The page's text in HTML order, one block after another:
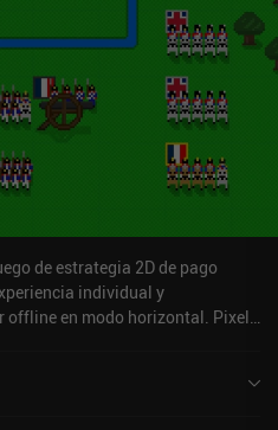
de estrategia 2D de pago
individual y
offline en modo horizontal. Pixel